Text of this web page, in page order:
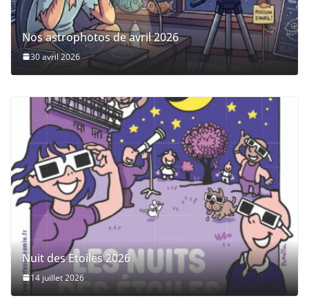
Nos astrophotos de avril 2026
30 avril 2026
Nuit des Etoiles 2026
14 juillet 2026